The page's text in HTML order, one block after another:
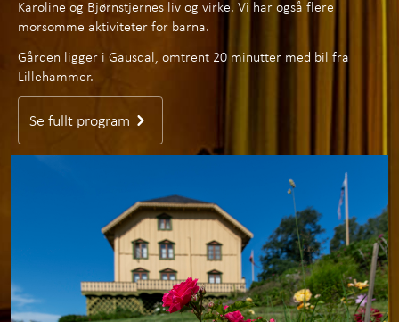
Aktiviteter for barn
Om Bjørnstjerne Bjørnson
Om Aulestad
+
Selskaper med servering
Om oss +
Kunnskap og læring +
Karoline og Bjørnstjernes liv og virke. Vi har også flere
morsomme aktiviteter for barna.
Gården ligger i Gausdal, omtrent 20 minutter med bil fra
Lillehammer.
Se fullt program